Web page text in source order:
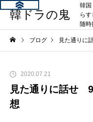
韓ドラの鬼
韓国
ら
随時
ブログ 見た通りに
2020.07.21
見た通りに話せ
想